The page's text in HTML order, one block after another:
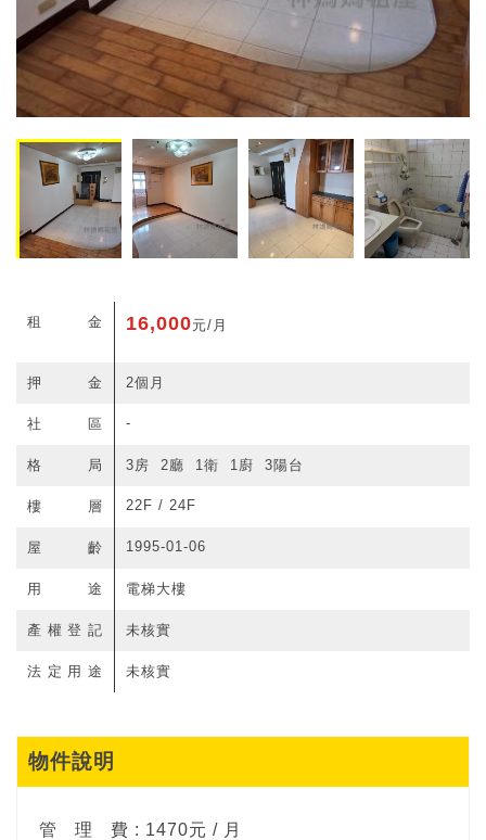
租金 16,000元/月
押金 2個月
社區 -
格局 3房 2廳 1衛 1廚 3陽台
樓層 22F / 24F
屋齡 1995-01-06
用途 電梯大樓
產權登記 未核實
法定用途 未核實
物件說明
管 理 費 : 1470元 / 月